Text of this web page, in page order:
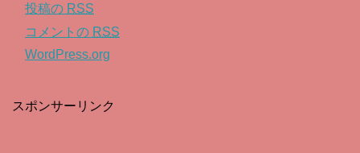
投稿の RSS
コメントの RSS
WordPress.org
スポンサーリンク